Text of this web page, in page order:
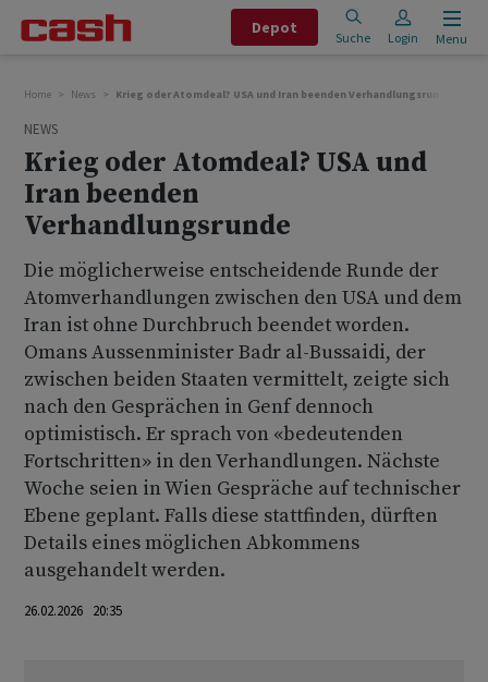
Depot
Suche Login Menu
Home News Krieg oder Atomdeal? USA und Iran beenden Verhandlungsrunde
NEWS
Krieg oder Atomdeal? USA und
Iran beenden
Verhandlungsrunde
Die möglicherweise entscheidende Runde der
Atomverhandlungen zwischen den USA und dem
Iran ist ohne Durchbruch beendet worden.
Omans Aussenminister Badr al-Bussaidi, der
zwischen beiden Staaten vermittelt, zeigte sich
nach den Gesprächen in Genf dennoch
optimistisch. Er sprach von «bedeutenden
Fortschritten» in den Verhandlungen. Nächste
Woche seien in Wien Gespräche auf technischer
Ebene geplant. Falls diese stattfinden, dürften
Details eines möglichen Abkommens
ausgehandelt werden.
26.02.2026 20:35